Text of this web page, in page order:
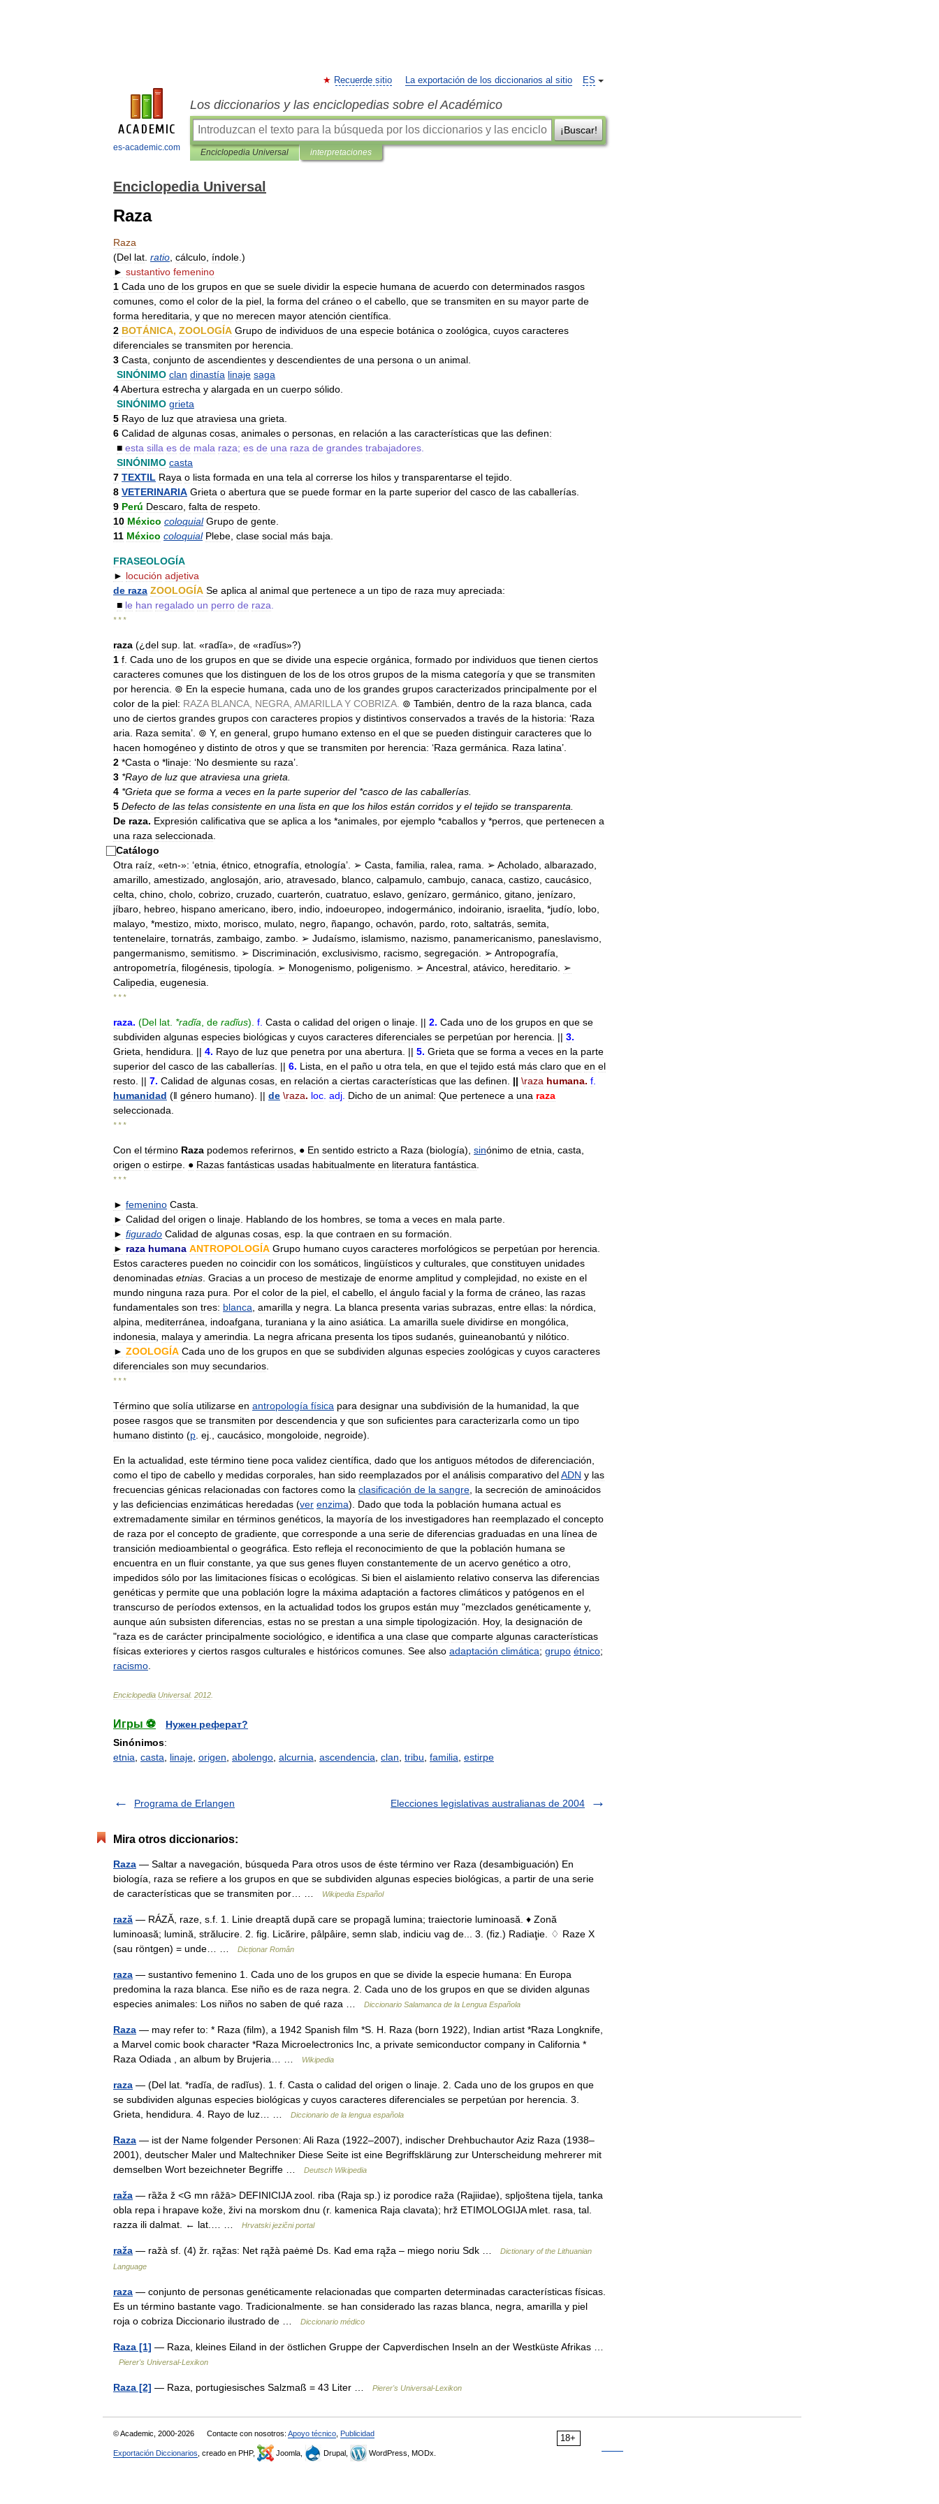
es-academic.com
ES
Recuerde sitio La exportación de los diccionarios al sitio
Los diccionarios y las enciclopedias sobre el Académico
¡Buscar!
Enciclopedia Universal interpretaciones
Enciclopedia Universal
Raza
Raza
(Del lat ratio cálculo índole .)
► sustantivo femenino
1 Cada uno de los grupos en que se suele dividir la especie humana de acuerdo con determinados rasgos
comunes como el color de la piel la forma del cráneo o el cabello que se transmiten en su mayor parte de
forma hereditaria y que no merecen mayor atención científica
2 BOTÁNICA, ZOOLOGÍA Grupo de individuos de una especie botánica o zoológica cuyos caracteres
diferenciales se transmiten por herencia
3 Casta conjunto de ascendientes y descendientes de una persona o un animal
SINÓNIMO clan dinastía linaje saga
4Abertura estrecha y alargada en un cuerpo sólido
SINÓNIMO grieta
5 Rayo de luz que atraviesa una grieta
6 Calidad de algunas cosas animales o personas en relación a las características que las definen:
■ esta silla es de mala raza; es de una raza de grandes trabajadores
SINÓNIMO casta
7 TEXTIL Raya o lista formada en una tela al correrse los hilos y transparentarse el tejido
8 VETERINARIA Grieta o abertura que se puede formar en la parte superior del casco de las caballerías
9 Perú Descaro falta de respeto
10 México coloquial Grupo de gente
11 México coloquial Plebe clase social más baja
FRASEOLOGÍA
► locución adjetiva
de raza ZOOLOGÍA Se aplica al animal que pertenece a un tipo de raza muy apreciada:
■ le han regalado un perro de raza
* * *
raza (¿del sup lat . «radĭa», de «radĭus»?)
1 f Cada uno de los grupos en que se divide una especie orgánica formado por individuos que tienen ciertos
caracteres comunes que los distinguen de los de los otros grupos de la misma categoría y que se transmiten
por herencia ⊚ En la especie humana cada uno de los grandes grupos caracterizados principalmente por el
color de la piel: RAZA BLANCA NEGRA AMARILLA Y COBRIZA ⊚ También dentro de la raza blanca cada
uno de ciertos grandes grupos con caracteres propios y distintivos conservados a través de la historia: ‘Raza
aria
Raza semita’. ⊚ Y, en general grupo humano extenso en el que se pueden distinguir caracteres que lo
hacen homogéneo y distinto de otros y que se transmiten por herencia: ‘Raza germánica Raza latina’.
2 *Casta o *linaje: ‘No desmiente su raza’.
3 *Rayo de luz que atraviesa una grieta
4 *Grieta que se forma a veces en la parte superior del*casco de las caballerías
5 Defecto de las telas consistente en una lista en que los hilos están corridos y el tejido se transparenta
De raza. Expresión calificativa que se aplica a los *animales por ejemplo *caballos y *perros que pertenecen a
una raza seleccionada
Catálogo
Otra raíz , «etn-»: ‘etnia étnico etnografía etnología’. ➢ Casta familia ralea rama ➢ Acholado albarazado
amarillo amestizado anglosajón ario atravesado blanco calpamulo cambujo canaca castizo caucásico
celta chino cholo cobrizo cruzado cuarterón cuatratuo eslavo genízaro germánico gitano jenízaro
jíbaro hebreo hispano americano ibero indio indoeuropeo indogermánico indoiranio israelita , *judío lobo
malayo , *mestizo mixto morisco mulato negro ñapango ochavón pardo roto saltatrás semita
tentenelaire tornatrás zambaigo zambo ➢ Judaísmo islamismo nazismo panamericanismo paneslavismo
pangermanismo semitismo ➢ Discriminación exclusivismo racismo segregación ➢ Antropografía
antropometría filogénesis tipología ➢ Monogenismo poligenismo ➢ Ancestral atávico hereditario
➢
Calipedia eugenesia
* * *
raza. (Del lat *radĭa de radĭus). f Casta o calidad del origen o linaje . || 2. Cada uno de los grupos en que se
subdividen algunas especies biológicas y cuyos caracteres diferenciales se perpetúan por herencia . || 3.
Grieta
hendidura . || 4. Rayo de luz que penetra por una abertura . || 5. Grieta que se forma a veces en la parte
superior del casco de las caballerías . || 6. Lista en el paño u otra tela en que el tejido está más claro que en el
resto . || 7. Calidad de algunas cosas en relación a ciertas características que las definen || \raza humana. f
humanidad (ǁ género humano). || de \raza. loc adj Dicho de un animal: Que pertenece a una raza
seleccionada
* * *
Con el término Raza podemos referirnos ● En sentido estricto a Raza (biología), sinónimo de etnia casta
origen o estirpe ● Razas fantásticas usadas habitualmente en literatura fantástica
* * *
► femenino Casta
► Calidad del origen o linaje Hablando de los hombres se toma a veces en mala parte
► figurado Calidad de algunas cosas esp la que contraen en su formación
► raza humana ANTROPOLOGÍA Grupo humano cuyos caracteres morfológicos se perpetúan por herencia
Estos caracteres pueden no coincidir con los somáticos lingüísticos y culturales que constituyen unidades
denominadas etnias Gracias a un proceso de mestizaje de enorme amplitud y complejidad no existe en el
mundo ninguna raza pura Por el color de la piel el cabello el ángulo facial y la forma de cráneo las razas
fundamentales son tres: blanca amarilla y negra La blanca presenta varias subrazas entre ellas: la nórdica
alpina
mediterránea indoafgana turaniana y la aino asiática La amarilla suele dividirse en mongólica
indonesia
malaya y amerindia La negra africana presenta los tipos sudanés guineanobantú y nilótico
► ZOOLOGÍA Cada uno de los grupos en que se subdividen algunas especies zoológicas y cuyos caracteres
diferenciales son muy secundarios
* * *
Término que solía utilizarse en antropología física para designar una subdivisión de la humanidad la que
posee rasgos que se transmiten por descendencia y que son suficientes para caracterizarla como un tipo
humano distinto (p ej caucásico mongoloide negroide).
En la actualidad este término tiene poca validez científica dado que los antiguos métodos de diferenciación
como el tipo de cabello y medidas corporales han sido reemplazados por el análisis comparativo delADN y las
frecuencias génicas relacionadas con factores como la clasificación de la sangre la secreción de aminoácidos
y las deficiencias enzimáticas heredadas (ver enzima). Dado que toda la población humana actual es
extremadamente similar en términos genéticos la mayoría de los investigadores han reemplazado el concepto
de raza por el concepto de gradiente que corresponde a una serie de diferencias graduadas en una línea de
transición medioambiental o geográfica Esto refleja el reconocimiento de que la población humana se
encuentra en un fluir constante ya que sus genes fluyen constantemente de un acervo genético a otro
impedidos sólo por las limitaciones físicas o ecológicas Si bien el aislamiento relativo conserva las diferencias
genéticas y permite que una población logre la máxima adaptación a factores climáticos y patógenos en el
transcurso de períodos extensos en la actualidad todos los grupos están muy "mezclados genéticamente y,
aunque aún subsisten diferencias estas no se prestan a una simple tipologización Hoy, la designación de
"raza es de carácter principalmente sociológico e identifica a una clase que comparte algunas características
físicas exteriores y ciertos rasgos culturales e históricos comunes See also adaptación climática; grupo étnico;
racismo
Enciclopedia Universal. 2012
Игры ⚽
Нужен реферат?
Sinónimos:
etnia casta linaje origen abolengo alcurnia ascendencia clan tribu familia estirpe
Programa de Erlangen Elecciones legislativas australianas de 2004
Mira otros diccionarios:
Raza — Saltar a navegación, búsqueda Para otros usos de éste término ver Raza (desambiguación) En
biología, raza se refiere a los grupos en que se subdividen algunas especies biológicas, a partir de una serie
de características que se transmiten por… …
Wikipedia Español
rază — RÁZĂ, raze, s.f. 1. Linie dreaptă după care se propagă lumina; traiectorie luminoasă. ♦ Zonă
luminoasă; lumină, strălucire. 2. fig. Licărire, pâlpâire, semn slab, indiciu vag de... 3. (fiz.) Radiaţie. ♢ Raze X
(sau röntgen) = unde… …
Dicționar Român
raza — sustantivo femenino 1. Cada uno de los grupos en que se divide la especie humana: En Europa
predomina la raza blanca. Ese niño es de raza negra. 2. Cada uno de los grupos en que se dividen algunas
especies animales: Los niños no saben de qué raza …
Diccionario Salamanca de la Lengua Española
Raza — may refer to: * Raza (film), a 1942 Spanish film *S. H. Raza (born 1922), Indian artist *Raza Longknife,
a Marvel comic book character *Raza Microelectronics Inc, a private semiconductor company in California *
Raza Odiada , an album by Brujeria… …
Wikipedia
raza — (Del lat. *radĭa, de radĭus). 1. f. Casta o calidad del origen o linaje. 2. Cada uno de los grupos en que
se subdividen algunas especies biológicas y cuyos caracteres diferenciales se perpetúan por herencia. 3.
Grieta, hendidura. 4. Rayo de luz… …
Diccionario de la lengua española
Raza — ist der Name folgender Personen: Ali Raza (1922–2007), indischer Drehbuchautor Aziz Raza (1938–
2001), deutscher Maler und Maltechniker Diese Seite ist eine Begriffsklärung zur Unterscheidung mehrerer mit
demselben Wort bezeichneter Begriffe …
Deutsch Wikipedia
raža — rȁža ž <G mn rȃžā> DEFINICIJA zool. riba (Raja sp.) iz porodice raža (Rajiidae), spljoštena tijela, tanka
obla repa i hrapave kože, živi na morskom dnu (r. kamenica Raja clavata); hrž ETIMOLOGIJA mlet. rasa, tal.
razza ili dalmat. ← lat.… …
Hrvatski jezični portal
raža — ražà sf. (4) žr. rąžas: Net rąžà paėmė Ds. Kad ema rąža – miego noriu Sdk …
Dictionary of the Lithuanian
Language
raza — conjunto de personas genéticamente relacionadas que comparten determinadas características físicas.
Es un término bastante vago. Tradicionalmente. se han considerado las razas blanca, negra, amarilla y piel
roja o cobriza Diccionario ilustrado de …
Diccionario médico
Raza [1] — Raza, kleines Eiland in der östlichen Gruppe der Capverdischen Inseln an der Westküste Afrikas …
Pierer's Universal-Lexikon
Raza [2] — Raza, portugiesisches Salzmaß = 43 Liter … Pierer's Universal-Lexikon
18+
© Academic, 2000-2026 Contacte con nosotros: Apoyo técnico Publicidad
Exportación Diccionarios , creado en PHP, Joomla, Drupal, WordPress, MODx.